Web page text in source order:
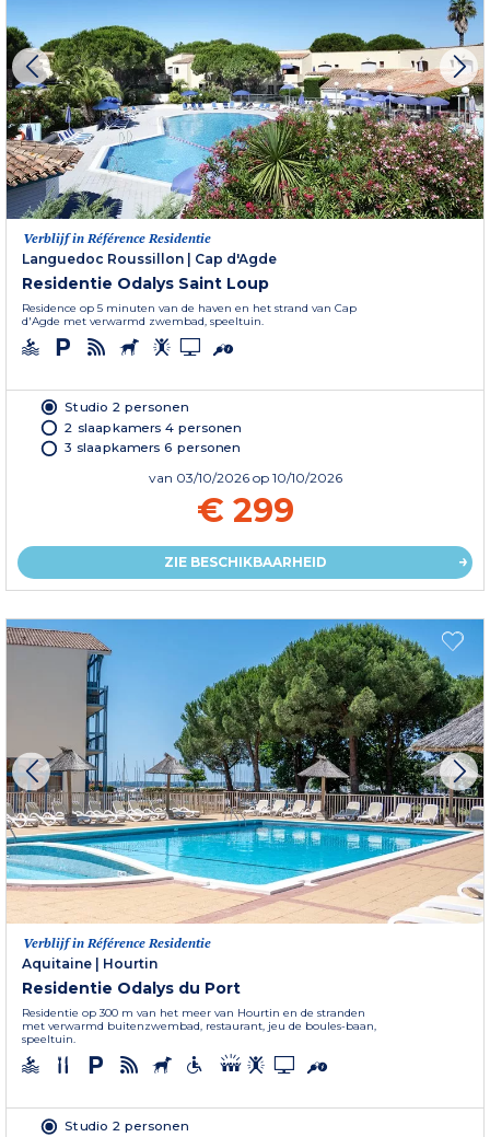
Verblijf in Référence Residentie
Languedoc Roussillon | Cap d'Agde
Residentie Odalys Saint Loup
Residence op 5 minuten van de haven en het strand van Cap
d'Agde met verwarmd zwembad, speeltuin.
Studio 2 personen
2 slaapkamers 4 personen
3 slaapkamers 6 personen
van 03/10/2026 op 10/10/2026
€ 299
ZIE BESCHIKBAARHEID
Verblijf in Référence Residentie
Aquitaine
Hourtin
Residentie Odalys du Port
Residentie op 300 m van het meer van Hourtin en de stranden
met verwarmd buitenzwembad, restaurant, jeu de boules-baan,
speeltuin.
Studio 2 personen